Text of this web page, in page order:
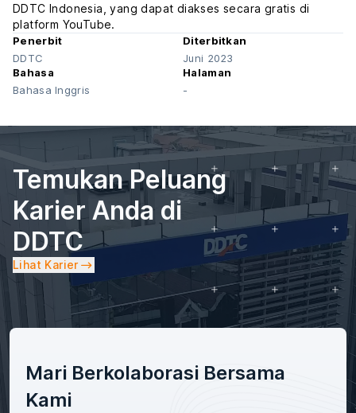
DDTC Indonesia, yang dapat diakses secara gratis di
platform YouTube.
Penerbit
DDTC
Diterbitkan
Juni 2023
Bahasa
Bahasa Inggris
Halaman
-
Temukan Peluang
Karier Anda di
DDTC
Lihat Karier
Mari Berkolaborasi Bersama
Kami